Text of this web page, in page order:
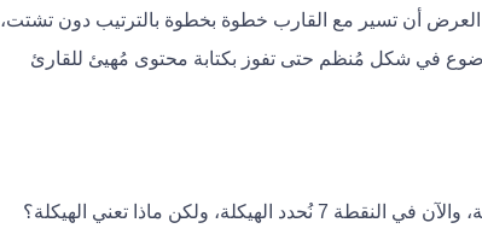
أن تسير مع القارب خطوة بخطوة بالترتيب دون تشتت،
في شكل مُنظم حتى تفوز بكتابة محتوى مُهيئ للقارئ